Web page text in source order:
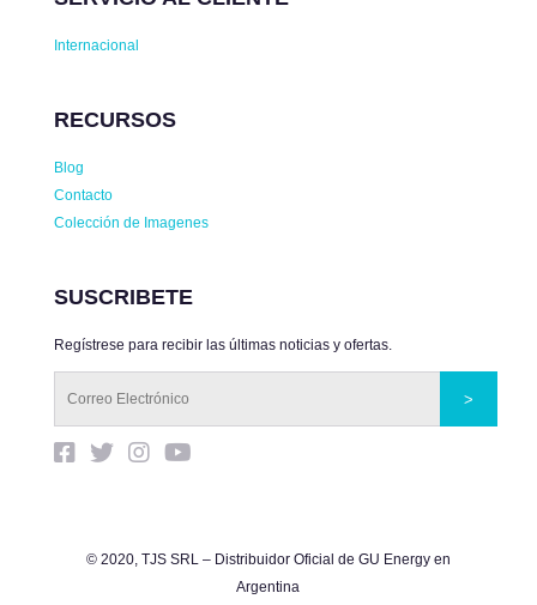
Internacional
RECURSOS
Blog
Contacto
Colección de Imagenes
SUSCRIBETE
Regístrese para recibir las últimas noticias y ofertas.
© 2020, TJS SRL – Distribuidor Oficial de GU Energy en
Argentina